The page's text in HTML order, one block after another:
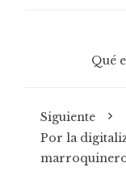
Qué
Siguiente
Por la